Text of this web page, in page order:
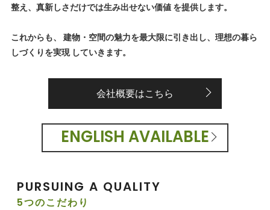
整え、真新しさだけでは生み出せない価値 を提供します。
これからも、 建物・空間の魅力を最大限に引き出し、理想の暮ら
しづくりを実現 していきます。
会社概要はこちら
ENGLISH AVAILABLE
PURSUING A QUALITY
5つのこだわり